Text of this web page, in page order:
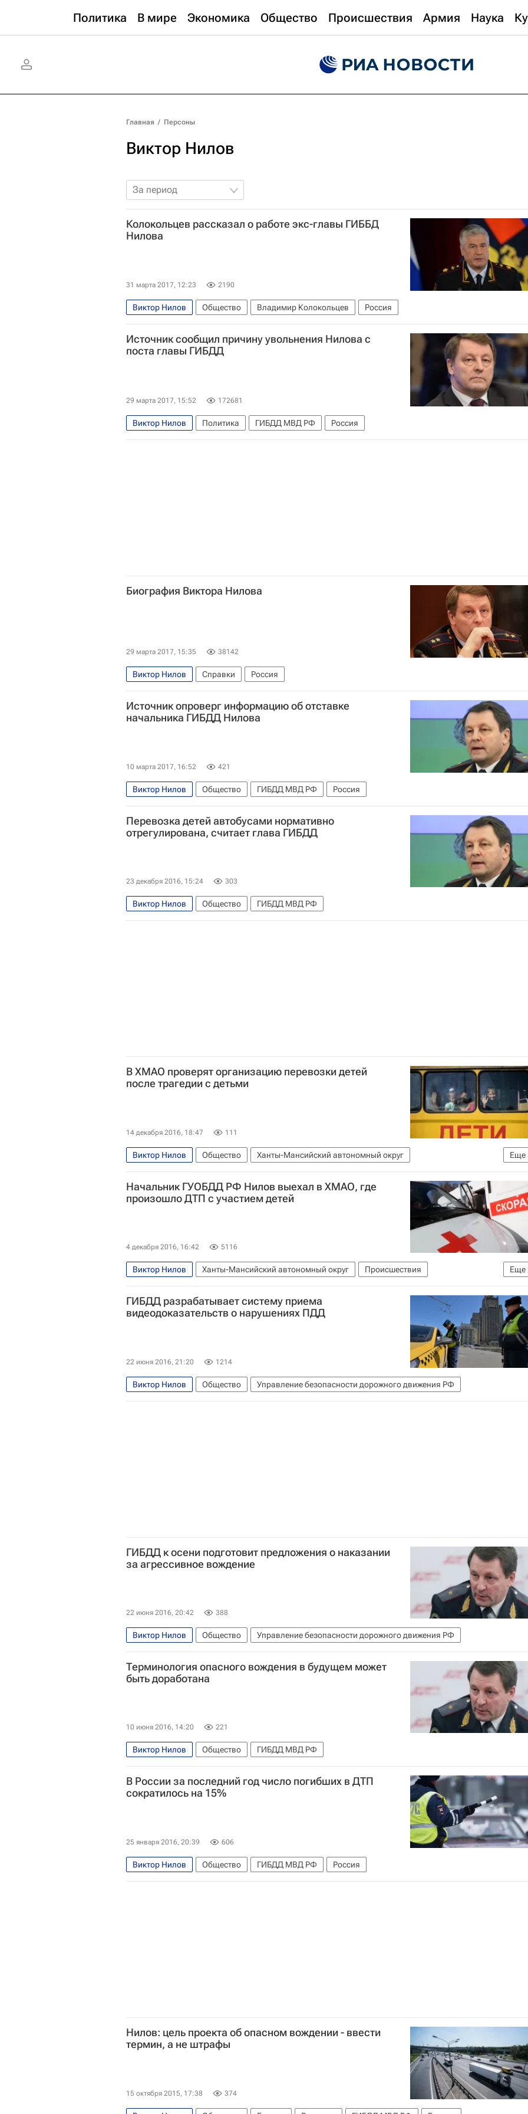
Политика В мире Экономика Общество Происшествия Армия Наука
Главная / Персоны
Виктор Нилов
За период
Колокольцев рассказал о работе экс-главы ГИББД
Нилова
31 марта 2017, 12:23 2190
Виктор Нилов Общество Владимир Колокольцев Россия
Источник сообщил причину увольнения Нилова с
поста главы ГИБДД
29 марта 2017, 15:52 172681
Виктор Нилов Политика ГИБДД МВД РФ Россия
Биография Виктора Нилова
29 марта 2017, 15:35 38142
Виктор Нилов Справки Россия
Источник опроверг информацию об отставке
начальника ГИБДД Нилова
10 марта 2017, 16:52 421
Виктор Нилов Общество ГИБДД МВД РФ Россия
Перевозка детей автобусами нормативно
отрегулирована, считает глава ГИБДД
23 декабря 2016, 15:24 303
Виктор Нилов Общество ГИБДД МВД РФ
В ХМАО проверят организацию перевозки детей
после трагедии с детьми
14 декабря 2016, 18:47 111
Еще
Виктор Нилов Общество
Ханты-Мансийский автономный округ
Крупное ДТП в Югре в 2016 году
Ханты-Мансийский АО Анна Кузнецова
Начальник ГУОБДД РФ Нилов выехал в ХМАО, где
произошло ДТП с участием детей
4 декабря 2016, 16:42 5116
Еще
Виктор Нилов Ханты-Мансийский автономный округ
Происшествия
Ханты-Мансийский АО
Крупное ДТП в Югре в 2016 году
ГИБДД разрабатывает систему приема
видеодоказательств о нарушениях ПДД
22 июня 2016, 21:20 1214
Виктор Нилов Общество Управление безопасности дорожного движения РФ
ГИБДД к осени подготовит предложения о наказании
за агрессивное вождение
22 июня 2016, 20:42 388
Виктор Нилов Общество Управление безопасности дорожного движения РФ
Терминология опасного вождения в будущем может
быть доработана
10 июня 2016, 14:20 221
Виктор Нилов Общество ГИБДД МВД РФ
В России за последний год число погибших в ДТП
сократилось на 15%
25 января 2016, 20:39 606
Виктор Нилов Общество ГИБДД МВД РФ Россия
Нилов: цель проекта об опасном вождении - ввести
термин, а не штрафы
15 октября 2015, 17:38 374